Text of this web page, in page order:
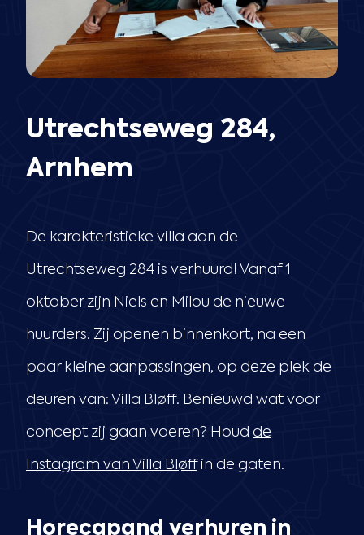
Utrechtseweg 284,
Arnhem
De karakteristieke villa aan de
Utrechtseweg 284 is verhuurd! Vanaf 1
oktober zijn Niels en Milou de nieuwe
huurders. Zij openen binnenkort, na een
paar kleine aanpassingen, op deze plek de
deuren van: Villa Bløff. Benieuwd wat voor
concept zij gaan voeren? Houd de
Instagram van Villa Bløffin de gaten.
Horecapand verhuren in